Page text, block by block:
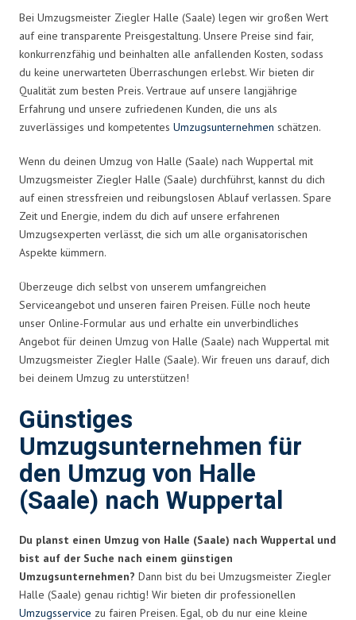
Bei Umzugsmeister Ziegler Halle (Saale) legen wir großen Wert
auf eine transparente Preisgestaltung. Unsere Preise sind fair,
konkurrenzfähig und beinhalten alle anfallenden Kosten, sodass
du keine unerwarteten Überraschungen erlebst. Wir bieten dir
Qualität zum besten Preis. Vertraue auf unsere langjährige
Erfahrung und unsere zufriedenen Kunden, die uns als
zuverlässiges und kompetentes Umzugsunternehmen schätzen.
Wenn du deinen Umzug von Halle (Saale) nach Wuppertal mit
Umzugsmeister Ziegler Halle (Saale) durchführst, kannst du dich
auf einen stressfreien und reibungslosen Ablauf verlassen. Spare
Zeit und Energie, indem du dich auf unsere erfahrenen
Umzugsexperten verlässt, die sich um alle organisatorischen
Aspekte kümmern.
Überzeuge dich selbst von unserem umfangreichen
Serviceangebot und unseren fairen Preisen. Fülle noch heute
unser Online-Formular aus und erhalte ein unverbindliches
Angebot für deinen Umzug von Halle (Saale) nach Wuppertal mit
Umzugsmeister Ziegler Halle (Saale). Wir freuen uns darauf, dich
bei deinem Umzug zu unterstützen!
Günstiges
Umzugsunternehmen für
den Umzug von Halle
(Saale) nach Wuppertal
Du planst einen Umzug von Halle (Saale) nach Wuppertal und
bist auf der Suche nach einem günstigen
Umzugsunternehmen? Dann bist du bei Umzugsmeister Ziegler
Halle (Saale) genau richtig! Wir bieten dir professionellen
Umzugsservice zu fairen Preisen. Egal, ob du nur eine kleine